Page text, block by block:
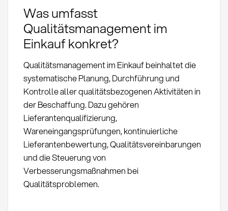
Was umfasst
Qualitätsmanagement im
Einkauf konkret?
Qualitätsmanagement im Einkauf beinhaltet die
systematische Planung, Durchführung und
Kontrolle aller qualitätsbezogenen Aktivitäten in
der Beschaffung. Dazu gehören
Lieferantenqualifizierung,
Wareneingangsprüfungen, kontinuierliche
Lieferantenbewertung, Qualitätsvereinbarungen
und die Steuerung von
Verbesserungsmaßnahmen bei
Qualitätsproblemen.